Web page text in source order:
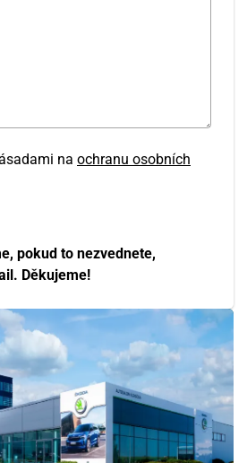
na ochranu osobních
pokud to nezvednete,
Děkujeme!